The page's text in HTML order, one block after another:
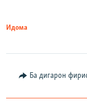
Идома
Ба дигарон